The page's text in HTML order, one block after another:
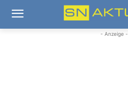
- Anzeige -